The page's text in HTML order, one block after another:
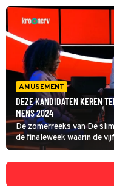
het voorlaatste seizoen
Maarten van Rossem.
AMUSEMENT
DEZE KANDIDATEN KEREN
MENS 2024
De zomerreeks van De
de finaleweek waarin de
wanneer op en tegen wie